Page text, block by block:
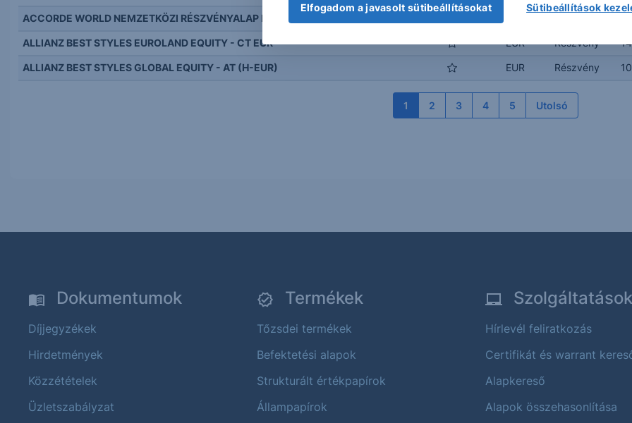
ACCORDE WORLD NEMZETKÖZI RÉSZVÉNYALAP H HUF HEDGED
ALLIANZ BEST STYLES EUROLAND EQUITY - CT EUR EUR Részvény
ALLIANZ BEST STYLES GLOBAL EQUITY - AT (H-EUR) EUR Részvény
1 2 3 4 5 Utolsó
Dokumentumok
Díjjegyzékek
Hirdetmények
Közzétételek
Üzletszabályzat
Termékek
Tőzsdei termékek
Befektetési alapok
Strukturált értékpapírok
Állampapírok
Szolgáltatások
Hírlevél feliratkozás
Certifikát és warrant
Alapkereső
Alapok összehasonlítása
Elfogadom a javasolt sütibeállításokat Sütibeállítások